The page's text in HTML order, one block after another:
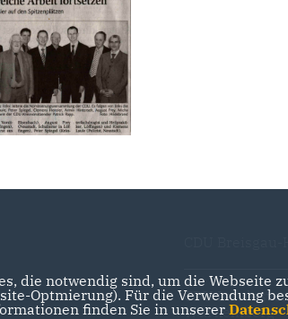
CDU
Württemberg
die notwendig sind, um die
Optmierung). Für die Verwendung
finden Sie in unserer